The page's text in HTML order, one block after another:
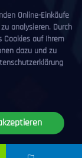
Online-Einkäufe
analysieren. Durch
Cookies auf Ihrem
dazu und zu